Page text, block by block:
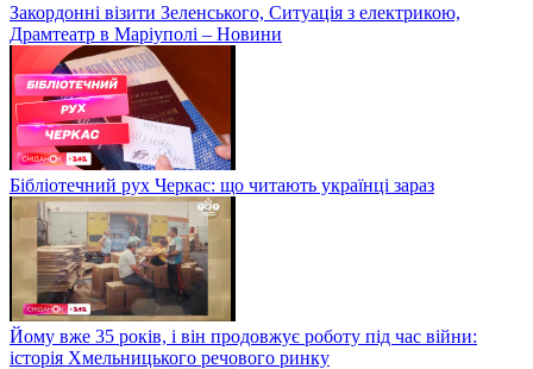
Закордонні візити Зеленського, Ситуація з електрикою,
Драмтеатр в Маріуполі – Новини
Бібліотечний рух Черкас: що читають українці зараз
Йому вже 35 років, і він продовжує роботу під час війни:
історія Хмельницького речового ринку